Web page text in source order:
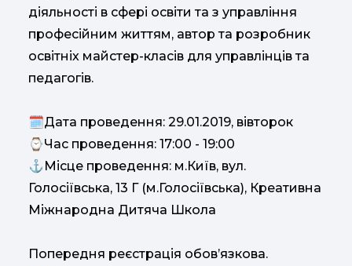
діяльності в сфері освіти та з управління
професійним життям, автор та розробник
освітніх майстер-класів для управлінців та
педагогів.
🗓️Дата проведення: 29.01.2019, вівторок
⌚Час проведення: 17:00 - 19:00
⚓Місце проведення: м.Київ, вул.
Голосіївська, 13 Г (м.Голосіївська), Креативна
Міжнародна Дитяча Школа
Попередня реєстрація обов’язкова.